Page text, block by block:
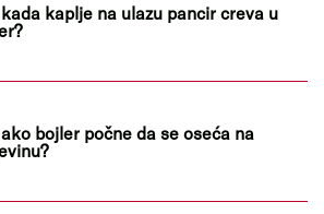
kaplje na ulazu pancir creva u
bojler počne da se oseća na